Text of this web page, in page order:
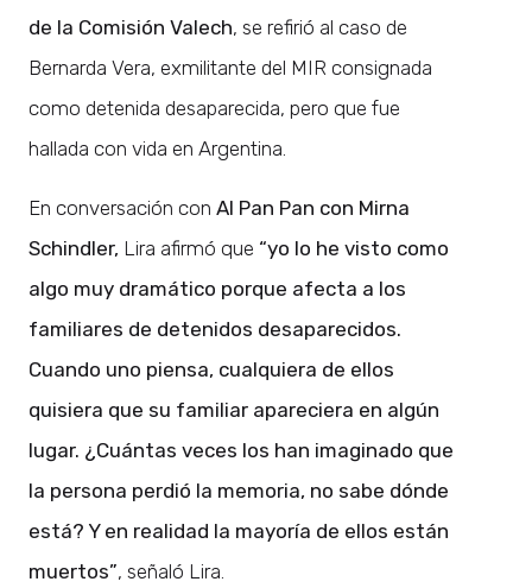
de la Comisión Valech, se refirió al caso de
Bernarda Vera, exmilitante del MIR consignada
como detenida desaparecida, pero que fue
hallada con vida en Argentina.
En conversación con Al Pan Pan con Mirna
Schindler, Lira afirmó que “yo lo he visto como
algo muy dramático porque afecta a los
familiares de detenidos desaparecidos.
Cuando uno piensa, cualquiera de ellos
quisiera que su familiar apareciera en algún
lugar. ¿Cuántas veces los han imaginado que
la persona perdió la memoria, no sabe dónde
está? Y en realidad la mayoría de ellos están
muertos”, señaló Lira.